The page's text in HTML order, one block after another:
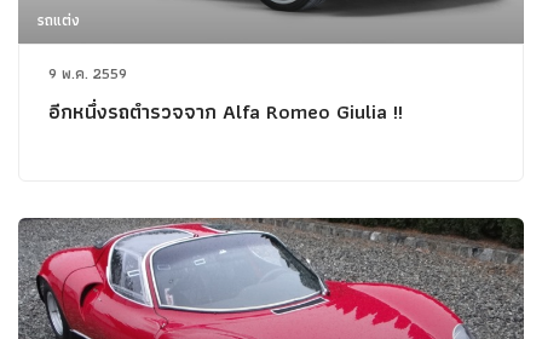
รถแต่ง
9 พ.ค. 2559
อีกหนึ่งรถตำรวจจาก Alfa Romeo Giulia !!